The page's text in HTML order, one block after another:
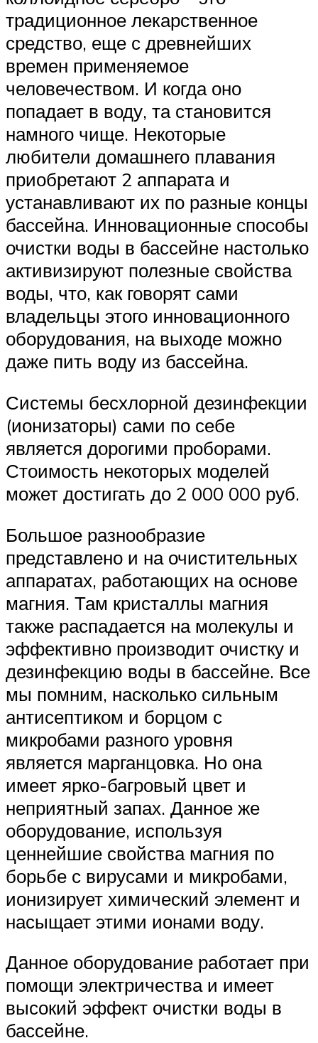
традиционное лекарственное
средство, еще с древнейших
времен применяемое
человечеством. И когда оно
попадает в воду, та становится
намного чище. Некоторые
любители домашнего плавания
приобретают 2 аппарата и
устанавливают их по разные концы
бассейна. Инновационные способы
очистки воды в бассейне настолько
активизируют полезные свойства
воды, что, как говорят сами
владельцы этого инновационного
оборудования, на выходе можно
даже пить воду из бассейна.
Системы бесхлорной дезинфекции
(ионизаторы) сами по себе
является дорогими проборами.
Стоимость некоторых моделей
может достигать до 2 000 000 руб.
Большое разнообразие
представлено и на очистительных
аппаратах, работающих на основе
магния. Там кристаллы магния
также распадается на молекулы и
эффективно производит очистку и
дезинфекцию воды в бассейне. Все
мы помним, насколько сильным
антисептиком и борцом с
микробами разного уровня
является марганцовка. Но она
имеет ярко-багровый цвет и
неприятный запах. Данное же
оборудование, используя
ценнейшие свойства магния по
борьбе с вирусами и микробами,
ионизирует химический элемент и
насыщает этими ионами воду.
Данное оборудование работает при
помощи электричества и имеет
высокий эффект очистки воды в
бассейне.